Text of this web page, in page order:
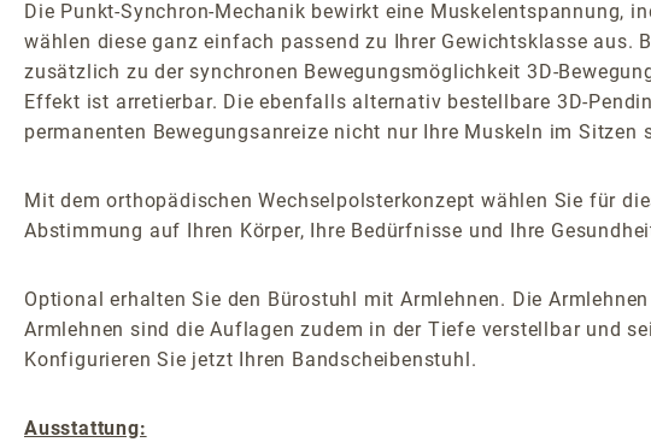
Die Punkt-Synchron-Mechanik bewirkt eine Muskelentspannung,
wählen diese ganz einfach passend zu Ihrer Gewichtsklasse aus.
zusätzlich zu der synchronen Bewegungsmöglichkeit 3D-
Effekt ist arretierbar. Die ebenfalls alternativ bestellbare 3D-
permanenten Bewegungsanreize nicht nur Ihre Muskeln im
Mit dem orthopädischen Wechselpolsterkonzept wählen Sie für
Abstimmung auf Ihren Körper, Ihre Bedürfnisse und Ihre
Optional erhalten Sie den Bürostuhl mit Armlehnen. Die
Armlehnen sind die Auflagen zudem in der Tiefe verstellbar und
Konfigurieren Sie jetzt Ihren Bandscheibenstuhl.
Ausstattung: